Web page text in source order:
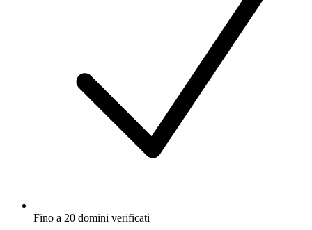
Fino a 20 domini verificati